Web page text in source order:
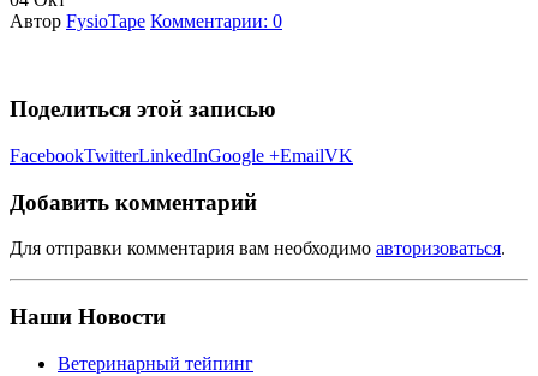
Автор FysioTape Комментарии: 0
Поделиться этой записью
FacebookTwitterLinkedInGoogle +EmailVK
Добавить комментарий
Для отправки комментария вам необходимо авторизоваться.
Наши Новости
Ветеринарный тейпинг